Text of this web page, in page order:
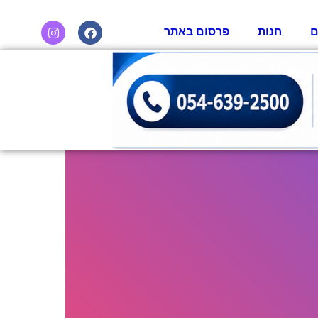
חנות פרסום באתר